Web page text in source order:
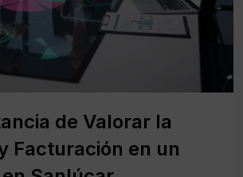
de Valorar la
Facturación en un